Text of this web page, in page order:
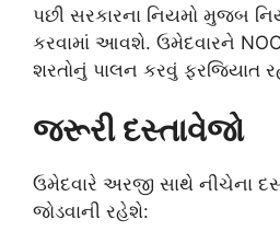
પછી સરકારના નિયમો મુજબ
કરવામાં આવશે. ઉમેદવારને NOC
શરતોનું પાલન કરવું ફરજિયાત
જરૂરી દસ્તાવેજો
ઉમેદવારે અરજી સાથે નીચેના
જોડવાની રહેશે: